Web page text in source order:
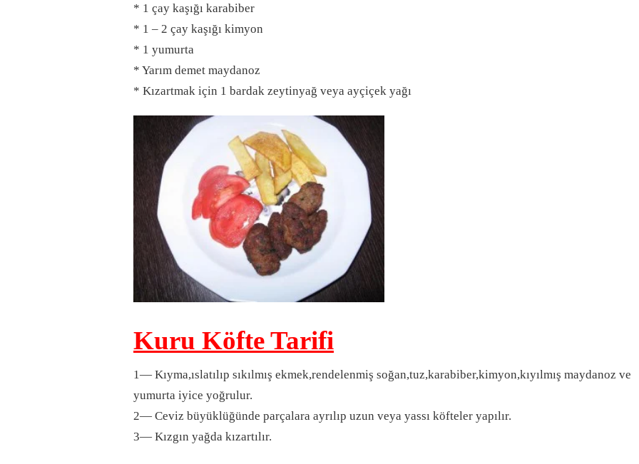
* 1 çay kaşığı karabiber
* 1 – 2 çay kaşığı kimyon
* 1 yumurta
* Yarım demet maydanoz
* Kızartmak için 1 bardak zeytinyağ veya ayçiçek yağı
Kuru Köfte Tarifi
1— Kıyma,ıslatılıp sıkılmış ekmek,rendelenmiş soğan,tuz,karabiber,kimyon,kıyılmış maydanoz ve
yumurta iyice yoğrulur.
2— Ceviz büyüklüğünde parçalara ayrılıp uzun veya yassı köfteler yapılır.
3— Kızgın yağda kızartılır.